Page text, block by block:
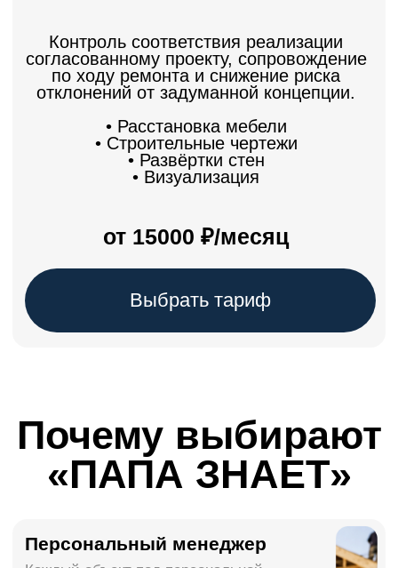
Делаем не просто красиво,
а удобно, надёжно и на долгий срок
От идеи и проекта до готового
Рациональные рекомендации
Подскажем, где можно сэкономить без
потери качества